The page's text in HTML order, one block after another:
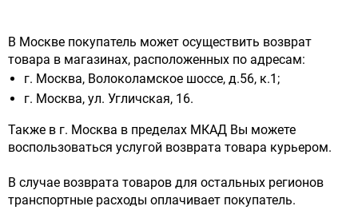
В Москве покупатель может осуществить возврат
товара в магазинах, расположенных по адресам:
г. Москва, Волоколамское шоссе, д.56, к.1;
г. Москва, ул. Угличская, 16.
Также в г. Москва в пределах МКАД Вы можете
воспользоваться услугой возврата товара курьером.
В случае возврата товаров для остальных регионов
транспортные расходы оплачивает покупатель.